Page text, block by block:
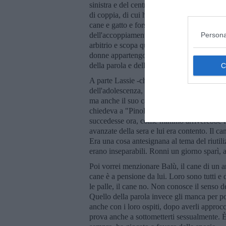
sinistra e del centro sinistra? Altro che
di coppia, di cui ho qualche esperienza,
cane e gatto e forse abbaiano, miagolano,
dell'accoppiamento, sia nella vita di tutti i
arbitrio e scopa quando vuole o quando
donne appartengono al regno animale
della parola e dell'anima.
A parte Lassie -che credevo fosse anche
dell'adolescenza, voglio ricordare Ronni,
ma anche il suo cane mi stava simpatico.
chiedeva a "Pinolo", il proprietario del Bar
succedesse ora, come minimo
avanzate della sera e lui era contento. Il
Era una cosa antesignana al tema del
erano inseparabili. Ronni un giorno sparì,
Poi vorrei menzionare Balù, il cane di un
cane è a pensione da lui. Loro sono tutti e
le palle, il cane no. Non conosce il senso
Quello della parola invece gli manca per
anche con i loro ospiti, dopo averli
prova anche a sottometterti